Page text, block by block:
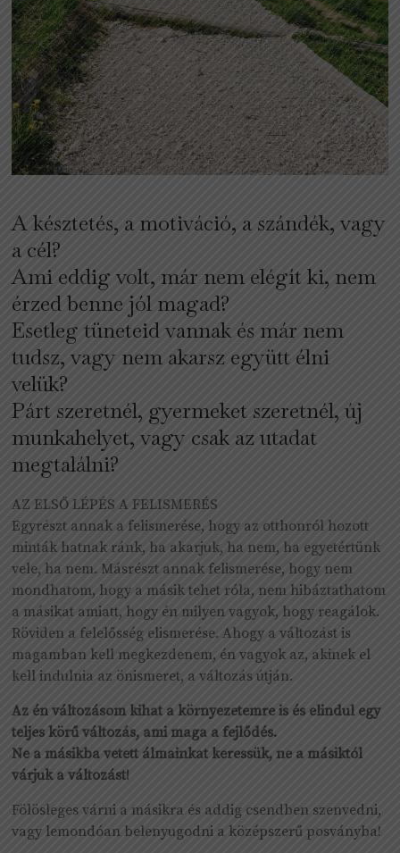
A késztetés, a motiváció, a szándék, vagy
a cél?
Ami eddig volt, már nem elégít ki, nem
érzed benne jól magad?
Esetleg tüneteid vannak és már nem
tudsz, vagy nem akarsz együtt élni
velük?
Párt szeretnél, gyermeket szeretnél, új
munkahelyet, vagy csak az utadat
megtalálni?
AZ ELSŐ LÉPÉS A FELISMERÉS
Egyrészt annak a felismerése, hogy az otthonról hozott
minták hatnak ránk, ha akarjuk, ha nem, ha egyetértünk
vele, ha nem. Másrészt annak felismerése, hogy nem
mondhatom, hogy a másik tehet róla, nem hibáztathatom
a másikat amiatt, hogy én milyen vagyok, hogy reagálok.
Röviden a felelősség elismerése. Ahogy a változást is
magamban kell megkezdenem, én vagyok az, akinek el
kell indulnia az önismeret, a változás útján.
Az én változásom kihat a környezetemre is és elindul egy
teljes körű változás, ami maga a fejlődés.
Ne a másikba vetett álmainkat keressük, ne a másiktól
várjuk a változást!
Fölösleges várni a másikra és addig csendben szenvedni,
vagy lemondóan belenyugodni a középszerű posványba!